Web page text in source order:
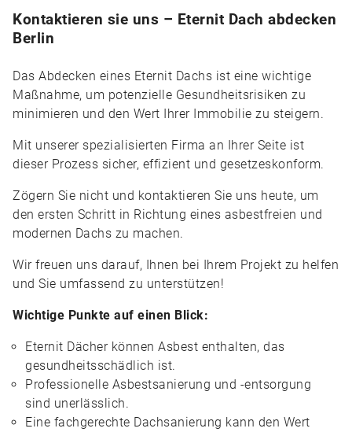
Kontaktieren sie uns – Eternit Dach abdecken
Berlin
Das Abdecken eines Eternit Dachs ist eine wichtige
Maßnahme, um potenzielle Gesundheitsrisiken zu
minimieren und den Wert Ihrer Immobilie zu steigern.
Mit unserer spezialisierten Firma an Ihrer Seite ist
dieser Prozess sicher, effizient und gesetzeskonform.
Zögern Sie nicht und kontaktieren Sie uns heute, um
den ersten Schritt in Richtung eines asbestfreien und
modernen Dachs zu machen.
Wir freuen uns darauf, Ihnen bei Ihrem Projekt zu helfen
und Sie umfassend zu unterstützen!
Wichtige Punkte auf einen Blick:
Eternit Dächer können Asbest enthalten, das
gesundheitsschädlich ist.
Professionelle Asbestsanierung und -entsorgung
sind unerlässlich.
Eine fachgerechte Dachsanierung kann den Wert